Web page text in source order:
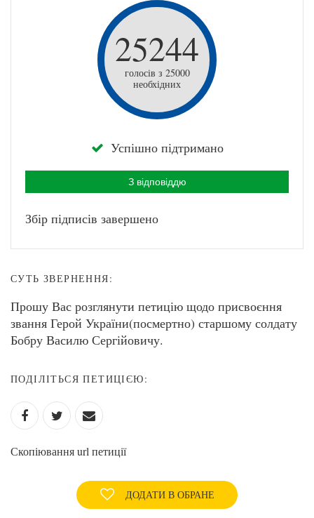
25244
голосів з 25000
необхідних
Успішно підтримано
З відповіддю
Збір підписів завершено
СУТЬ ЗВЕРНЕННЯ:
Прошу Вас розглянути петицію щодо присвоєння
звання Герой України(посмертно) старшому солдату
Бобру Василю Сергійовичу.
ПОДІЛІТЬСЯ ПЕТИЦІЄЮ:
Скопіювання url петиції
ДОДАТИ В ОБРАНЕ